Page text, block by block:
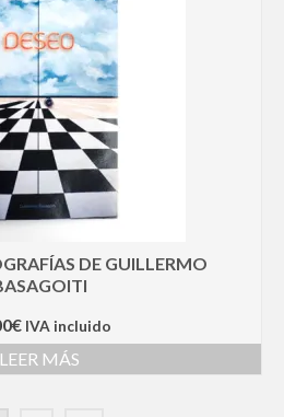
DE GUILLERMO
€ IVA incluido
LEER MÁS